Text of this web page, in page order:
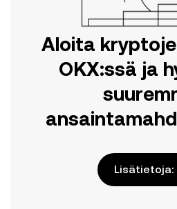
Aloita
OKX:ssä ja
Lisätietoja: